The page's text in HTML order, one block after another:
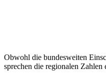
Obwohl die bundesweiten
sprechen die regionalen Zahlen